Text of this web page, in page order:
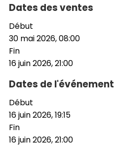
Dates des ventes
Début
30 mai 2026, 08:00
Fin
16 juin 2026, 21:00
Dates de l'événement
Début
16 juin 2026, 19:15
Fin
16 juin 2026, 21:00